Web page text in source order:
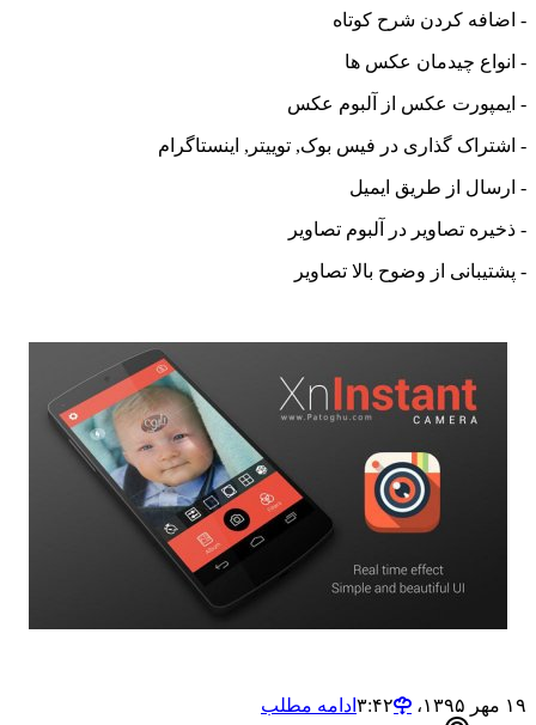
کردن شرح کوتاه
چیدمان عکس ها
عکس از آلبوم عکس
گذاری در فیس بوک, توییتر, اینستاگرام
از طریق ایمیل
تصاویر در آلبوم تصاویر
از وضوح بالا تصاویر
ادامه مطلب